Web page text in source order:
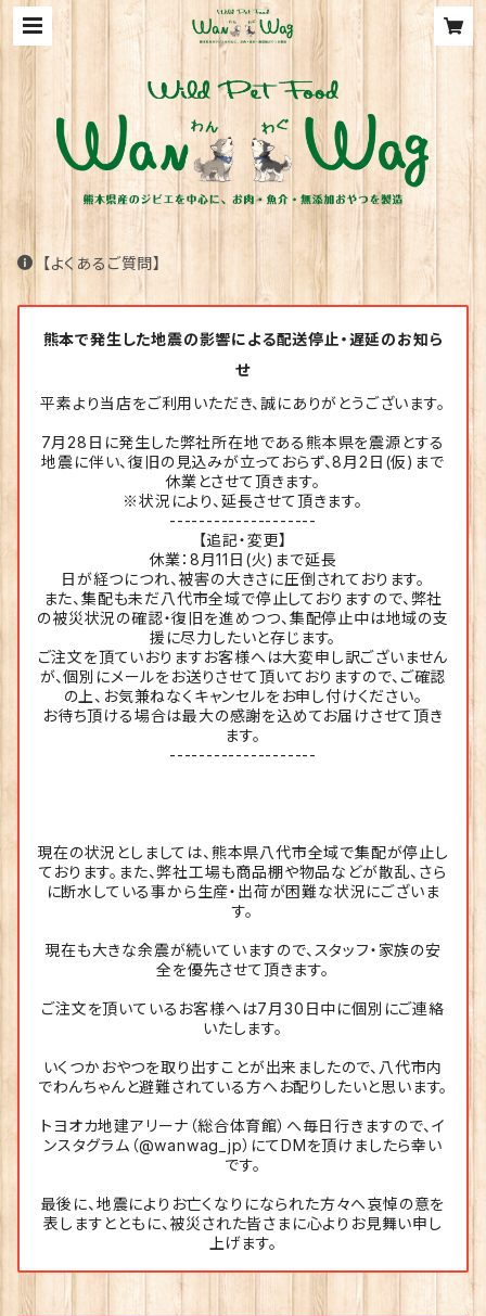
【よくあるご質問】
熊本で発生した地震の影響による配送停止・遅延のお知ら
せ
平素より当店をご利用いただき、誠にありがとうございます。
7月28日に発生した弊社所在地である熊本県を震源とする
地震に伴い、復旧の見込みが立っておらず、8月2日(仮)まで
休業とさせて頂きます。
※状況により、延長させて頂きます。
--------------------
【追記・変更】
休業：8月11日(火)まで延長
日が経つにつれ、被害の大きさに圧倒されております。
また、集配も未だ八代市全域で停止しておりますので、弊社
の被災状況の確認・復旧を進めつつ、集配停止中は地域の支
援に尽力したいと存じます。
ご注文を頂ていおりますお客様へは大変申し訳ございません
が、個別にメールをお送りさせて頂いておりますので、ご確認
の上、お気兼ねなくキャンセルをお申し付けください。
お待ち頂ける場合は最大の感謝を込めてお届けさせて頂き
ます。
--------------------
現在の状況としましては、熊本県八代市全域で集配が停止し
ております。また、弊社工場も商品棚や物品などが散乱、さら
に断水している事から生産・出荷が困難な状況にございま
す。
現在も大きな余震が続いていますので、スタッフ・家族の安
全を優先させて頂きます。
ご注文を頂いているお客様へは7月30日中に個別にご連絡
いたします。
いくつかおやつを取り出すことが出来ましたので、八代市内
でわんちゃんと避難されている方へお配りしたいと思います。
トヨオカ地建アリーナ（総合体育館）へ毎日行きますので、イ
ンスタグラム（@wanwag_jp）にてDMを頂けましたら幸い
です。
最後に、地震によりお亡くなりになられた方々へ哀悼の意を
表しますとともに、被災された皆さまに心よりお見舞い申し
上げます。